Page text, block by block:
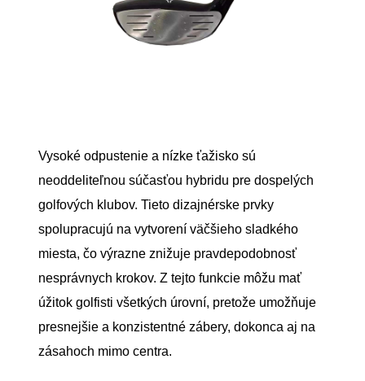
Vysoké odpustenie a nízke ťažisko sú
neoddeliteľnou súčasťou hybridu pre dospelých
golfových klubov. Tieto dizajnérske prvky
spolupracujú na vytvorení väčšieho sladkého
miesta, čo výrazne znižuje pravdepodobnosť
nesprávnych krokov. Z tejto funkcie môžu mať
úžitok golfisti všetkých úrovní, pretože umožňuje
presnejšie a konzistentné zábery, dokonca aj na
zásahoch mimo centra.